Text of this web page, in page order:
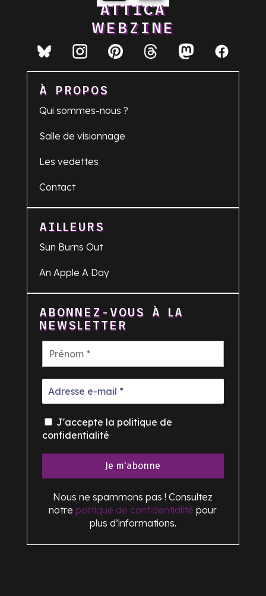
ATTICA
WEBZINE
À PROPOS
Qui sommes-nous ?
Salle de visionnage
Les vedettes
Contact
AILLEURS
Sun Burns Out
An Apple A Day
ABONNEZ-VOUS À LA
NEWSLETTER
J'accepte la politique de
confidentialité
Nous ne spammons pas ! Consultez
notre politique de confidentialité pour
plus d’informations.